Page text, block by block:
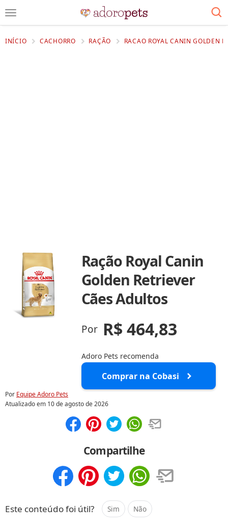
INÍCIO CACHORRO RAÇÃO RACAO ROYAL CANIN GOLDEN
Ração Royal Canin
Golden Retriever
Cães Adultos
Por R$ 464,83
Adoro Pets recomenda
Comprar na Cobasi
Por Equipe Adoro Pets
Atualizado em 10 de agosto de 2026
Compartilhe
Este conteúdo foi útil? Sim Não